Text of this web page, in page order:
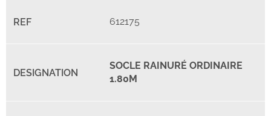
612175
SOCLE RAINURÉ ORDINAIRE
1.80M